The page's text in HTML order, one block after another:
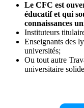
Le CFC est
éducatif et qui
connaissances
Instituteurs
Enseignants des
universités;
Ou tout autre
universitaire